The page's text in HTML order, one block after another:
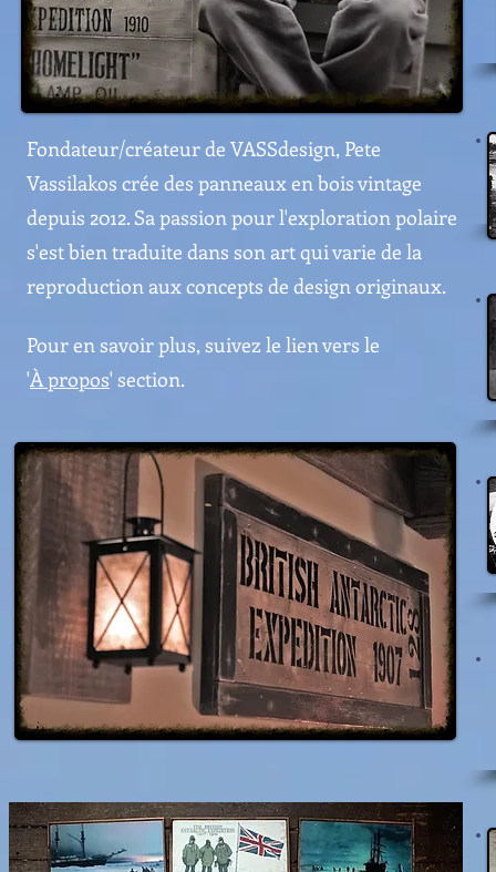
Fondateur/créateur de VASSdesign, Pete
Vassilakos crée des panneaux en bois vintage
depuis 2012. Sa passion pour l'exploration polaire
s'est bien traduite dans son art qui varie de la
reproduction aux concepts de design originaux.
Pour en savoir plus, suivez le lien vers le
'À propos' section.